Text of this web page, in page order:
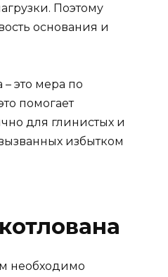
Поэтому
основания и
это мера по
помогает
для глинистых и
избытком
необходимо